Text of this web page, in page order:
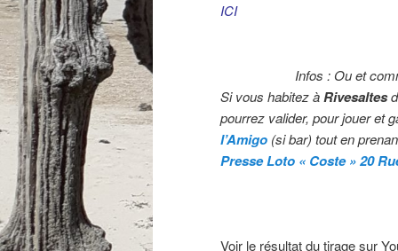
ICI
Infos : Ou et
Si vous habitez àRivesaltes
pourrez valider, pour jouer et
l’Amigo (si bar) tout en
Presse Loto « Coste » 20
Voir le résultat du tirage sur